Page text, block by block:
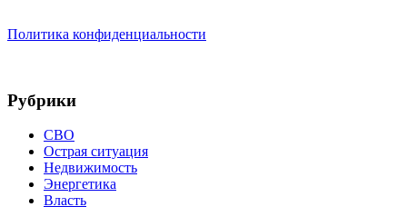
Политика конфиденциальности
Рубрики
СВО
Острая ситуация
Недвижимость
Энергетика
Власть